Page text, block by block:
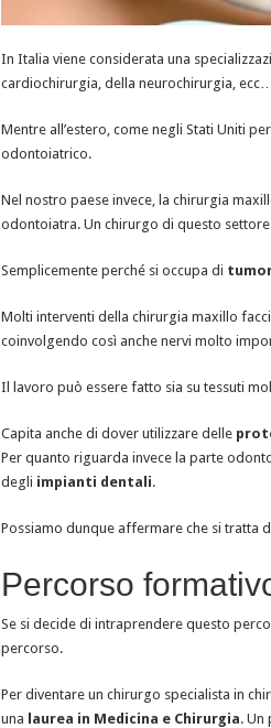
In Italia viene considerata una
cardiochirurgia, della neurochirurgia, ecc…
Mentre all’estero, come negli Stati Uniti
odontoiatrico.
Nel nostro paese invece, la chirurgia
odontoiatra. Un chirurgo di questo
Semplicemente perché si occupa di
Molti interventi della chirurgia maxillo
coinvolgendo così anche nervi molto
Il lavoro può essere fatto sia su tessuti
Capita anche di dover utilizzare delle
Per quanto riguarda invece la parte
degli impianti dentali.
Possiamo dunque affermare che si tratta
Percorso
Se si decide di intraprendere questo
percorso.
Per diventare un chirurgo specialista in
una laurea in Medicina e Chirurgia. Un